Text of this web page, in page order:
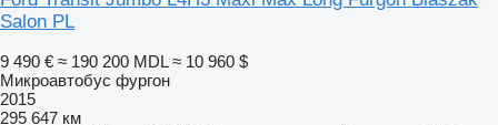
Salon PL
9 490 € ≈ 190 200 MDL ≈ 10 960 $
Микроавтобус фургон
2015
295 647 км